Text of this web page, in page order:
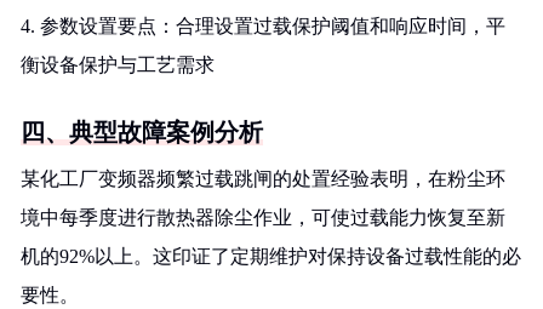
4. 参数设置要点：合理设置过载保护阈值和响应时间，平
衡设备保护与工艺需求
四、典型故障案例分析
某化工厂变频器频繁过载跳闸的处置经验表明，在粉尘环
境中每季度进行散热器除尘作业，可使过载能力恢复至新
机的92%以上。这印证了定期维护对保持设备过载性能的必
要性。